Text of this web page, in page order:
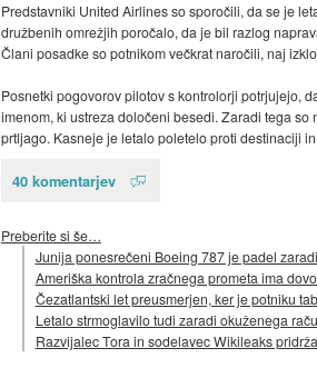
Predstavniki United Airlines so sporočili, da se je
družbenih omrežjih poročalo, da je bil razlog
Člani posadke so potnikom večkrat naročili, naj
Posnetki pogovorov pilotov s kontrolorji potrjujejo,
imenom, ki ustreza določeni besedi. Zaradi tega
prtljago. Kasneje je letalo poletelo proti destinaciji
40 komentarjev
Preberite si še…
Junija ponesrečeni Boeing 787 je padel
Ameriška kontrola zračnega prometa ima
Čezatlantski let preusmerjen, ker je potniku
Letalo strmoglavilo tudi zaradi okuženega
Razvijalec Tora in sodelavec Wikileaks